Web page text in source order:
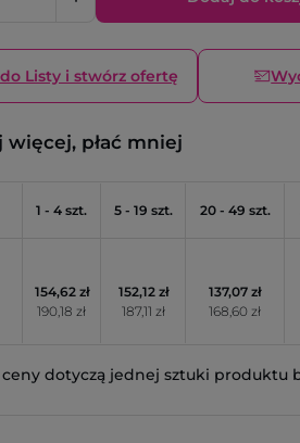
Listy i stwórz ofertę
więcej, płać mniej
1 - 4 szt. 5 - 19 szt. 20 - 49 szt.
154,62 zł
190,18 zł
152,12 zł
187,11 zł
137,07 zł
168,60 zł
ceny dotyczą jednej sztuki produktu